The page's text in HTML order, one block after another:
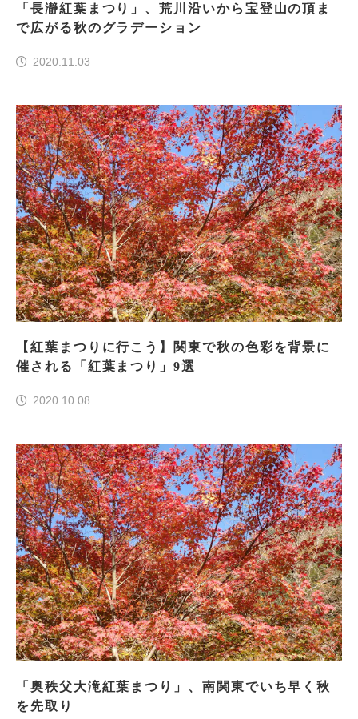
「長瀞紅葉まつり」、荒川沿いから宝登山の頂ま
で広がる秋のグラデーション
2020.11.03
【紅葉まつりに行こう】関東で秋の色彩を背景に
催される「紅葉まつり」9選
2020.10.08
「奥秩父大滝紅葉まつり」、南関東でいち早く秋
を先取り